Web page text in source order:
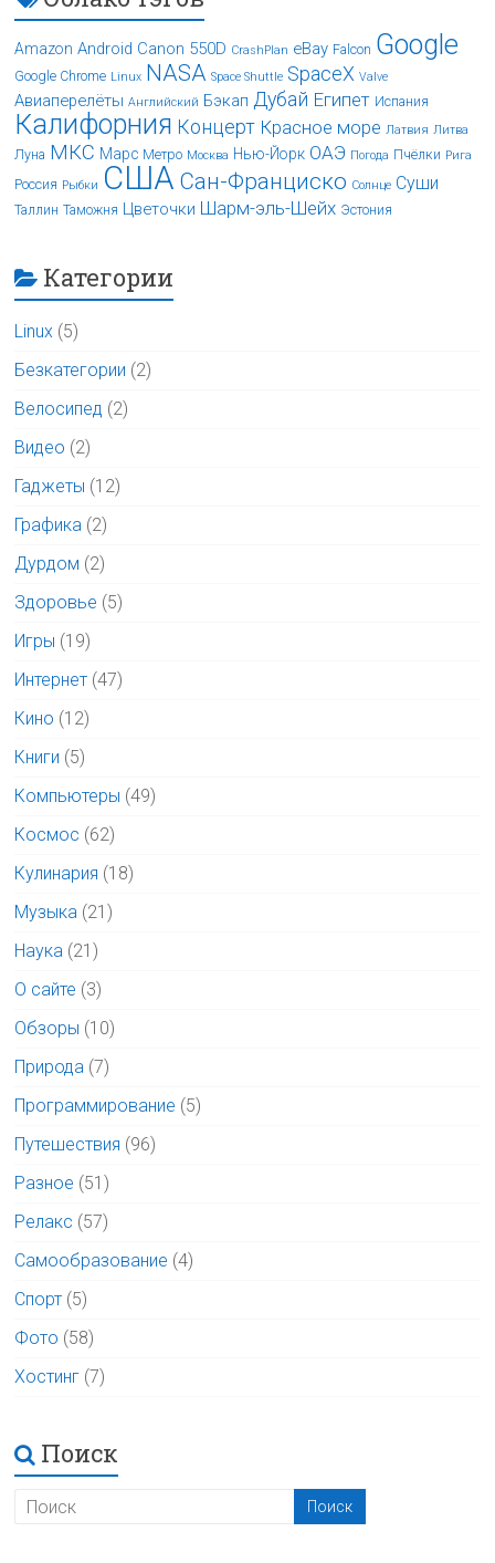
Amazon Android Canon 550D CrashPlan eBay Falcon Google
Google Chrome Linux NASA Space Shuttle SpaceX Valve
Авиаперелёты Английский Бэкап Дубай Египет Испания
Калифорния Концерт Красное море Латвия Литва
Луна МКС Марс Метро Москва Нью-Йорк ОАЭ Погода Пчёлки Рига
Россия Рыбки США Сан-Франциско Солнце Суши
Таллин Таможня Цветочки Шарм-эль-Шейх Эстония
Категории
Linux (5)
Безкатегории (2)
Велосипед (2)
Видео (2)
Гаджеты (12)
Графика (2)
Дурдом (2)
Здоровье (5)
Игры (19)
Интернет (47)
Кино (12)
Книги (5)
Компьютеры (49)
Космос (62)
Кулинария (18)
Музыка (21)
Наука (21)
О сайте (3)
Обзоры (10)
Природа (7)
Программирование (5)
Путешествия (96)
Разное (51)
Релакс (57)
Самообразование (4)
Спорт (5)
Фото (58)
Хостинг (7)
Поиск